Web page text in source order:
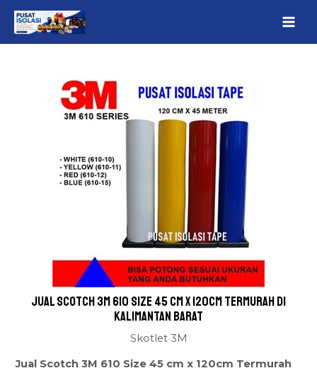
Jual Scotch 3M 610 Size 45 cm x 120cm Termurah Di
Kalimantan Barat
Skotlet 3M
Jual Scotch 3M 610 Size 45 cm x 120cm Termurah
navigation